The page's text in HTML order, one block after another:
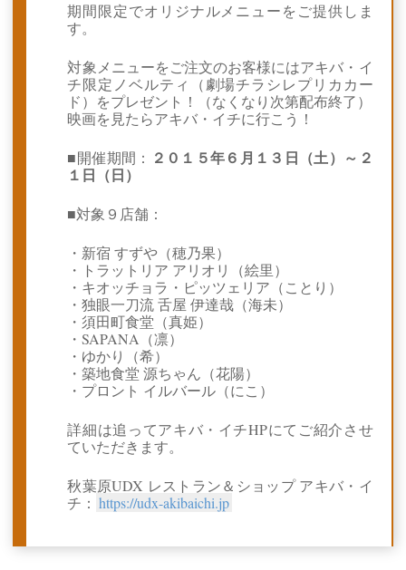
期間限定でオリジナルメニューをご提供しま
す。
対象メニューをご注文のお客様にはアキバ・イ
チ限定ノベルティ（劇場チラシレプリカカー
ド）をプレゼント！（なくなり次第配布終了）
映画を見たらアキバ・イチに行こう！
■開催期間： ２０１５年６月１３日（土）～２
１日（日）
■対象９店舗：
・新宿 すずや（穂乃果）
・トラットリア アリオリ（絵里）
・キオッチョラ・ピッツェリア（ことり）
・独眼一刀流 舌屋 伊達哉（海未）
・須田町食堂（真姫）
・SAPANA（凛）
・ゆかり（希）
・築地食堂 源ちゃん（花陽）
・プロント イルバール（にこ）
詳細は追ってアキバ・イチHPにてご紹介させ
ていただきます。
秋葉原UDX レストラン＆ショップ アキバ・イ
チ： https://udx-akibaichi.jp